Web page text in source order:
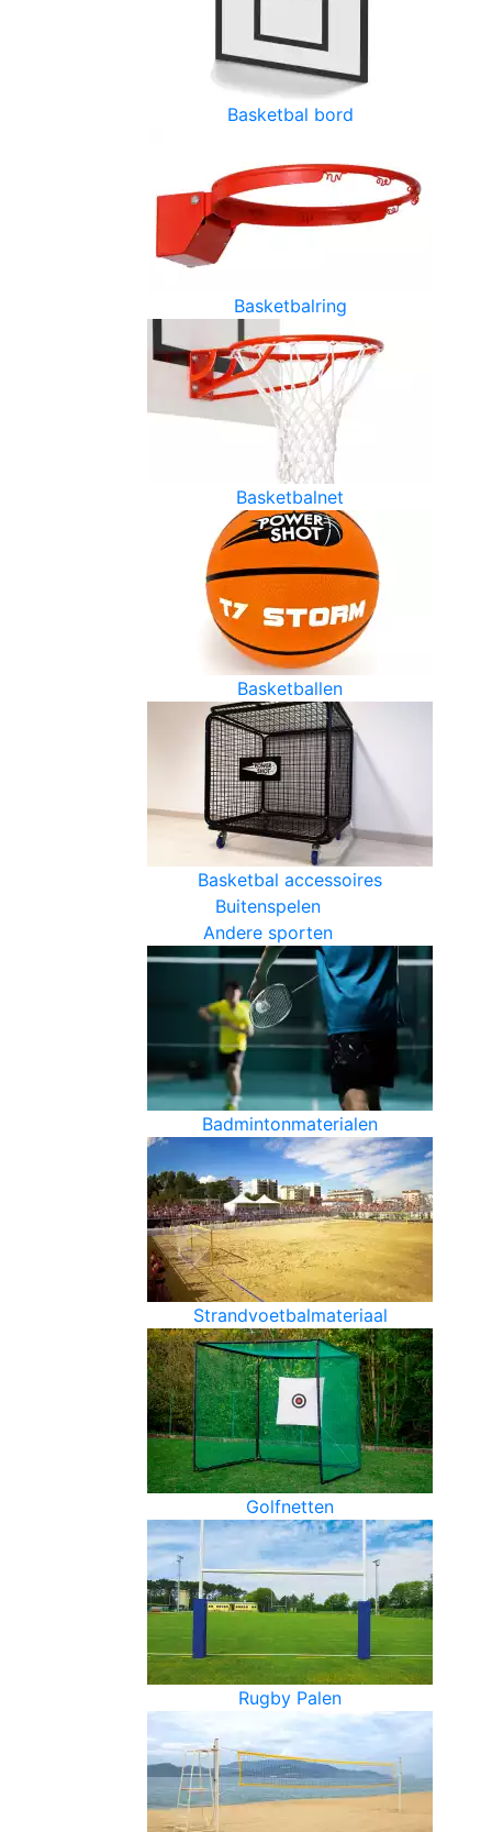
Basketbal bord
Basketbalring
Basketbalnet
Basketballen
Basketbal accessoires
Buitenspelen
Andere sporten
Badmintonmaterialen
Strandvoetbalmateriaal
Golfnetten
Rugby Palen